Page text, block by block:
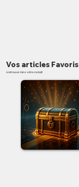
Vos articles Favoris
à retrouver dans votre cockpit